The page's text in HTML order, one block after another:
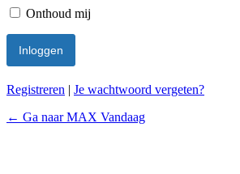
Onthoud mij
Registreren | Je wachtwoord vergeten?
← Ga naar MAX Vandaag